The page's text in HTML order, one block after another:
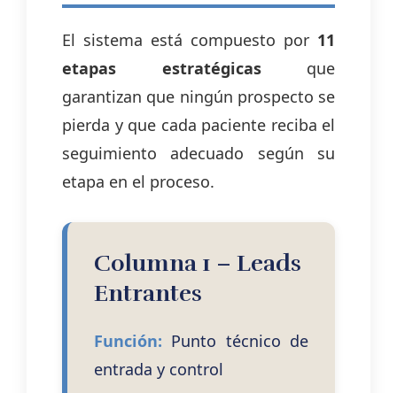
El sistema está compuesto por 11
etapas estratégicasque
garantizan que ningún prospecto se
pierda y que cada paciente reciba el
seguimiento adecuado según su
etapa en el proceso.
Columna 1 – Leads
Entrantes
Función: Punto técnico de
entrada y control